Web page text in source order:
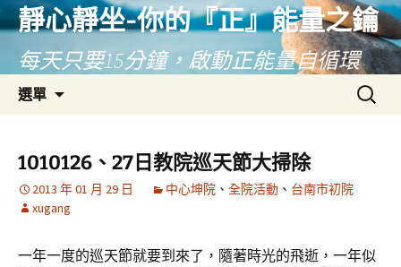
靜心靜坐-你的『正』能量之鑰
每天只要15分鐘，啟動正能量自循環
選單
內
容
搜
尋
1010126、27日教院巡天節大掃除
2013 年 01 月 29 日 中心坤院 、 全院活動 、 台南市初院
xugang
一年一度的巡天節就要到來了，隨著時光的飛逝，一年似